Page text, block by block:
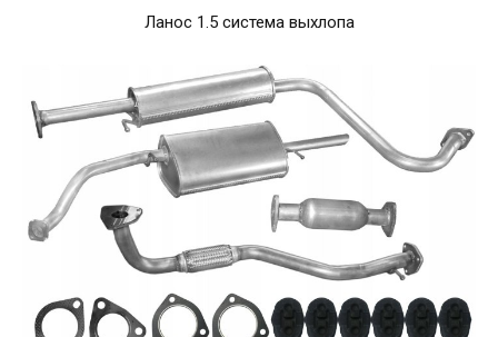
Ланос 1.5 система выхлопа